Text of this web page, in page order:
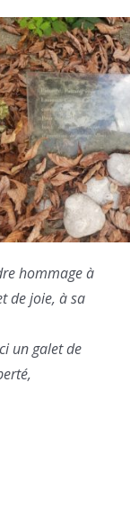
hommage à
de joie, à sa
un galet de